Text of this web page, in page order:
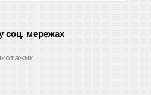
соц. мережах